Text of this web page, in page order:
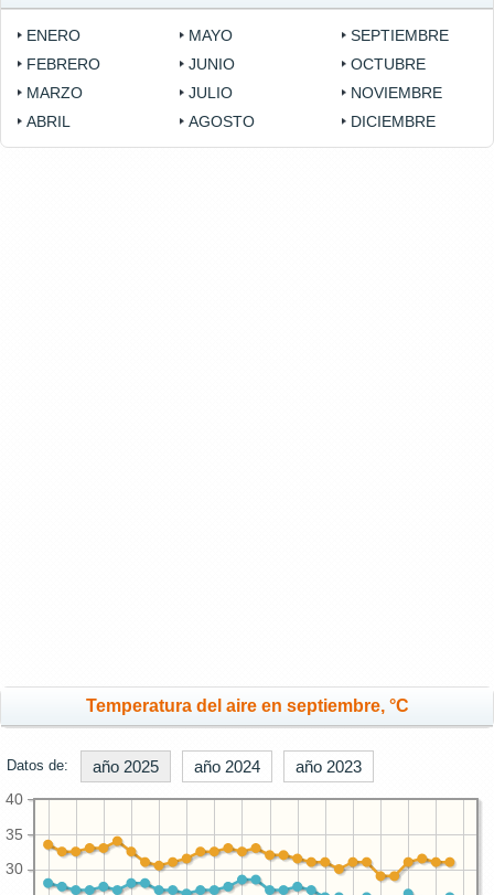
ENERO
FEBRERO
MARZO
ABRIL
MAYO
JUNIO
JULIO
AGOSTO
SEPTIEMBRE
OCTUBRE
NOVIEMBRE
DICIEMBRE
Temperatura del aire en septiembre, °C
Datos de: año 2025 año 2024 año 2023
30
35
40